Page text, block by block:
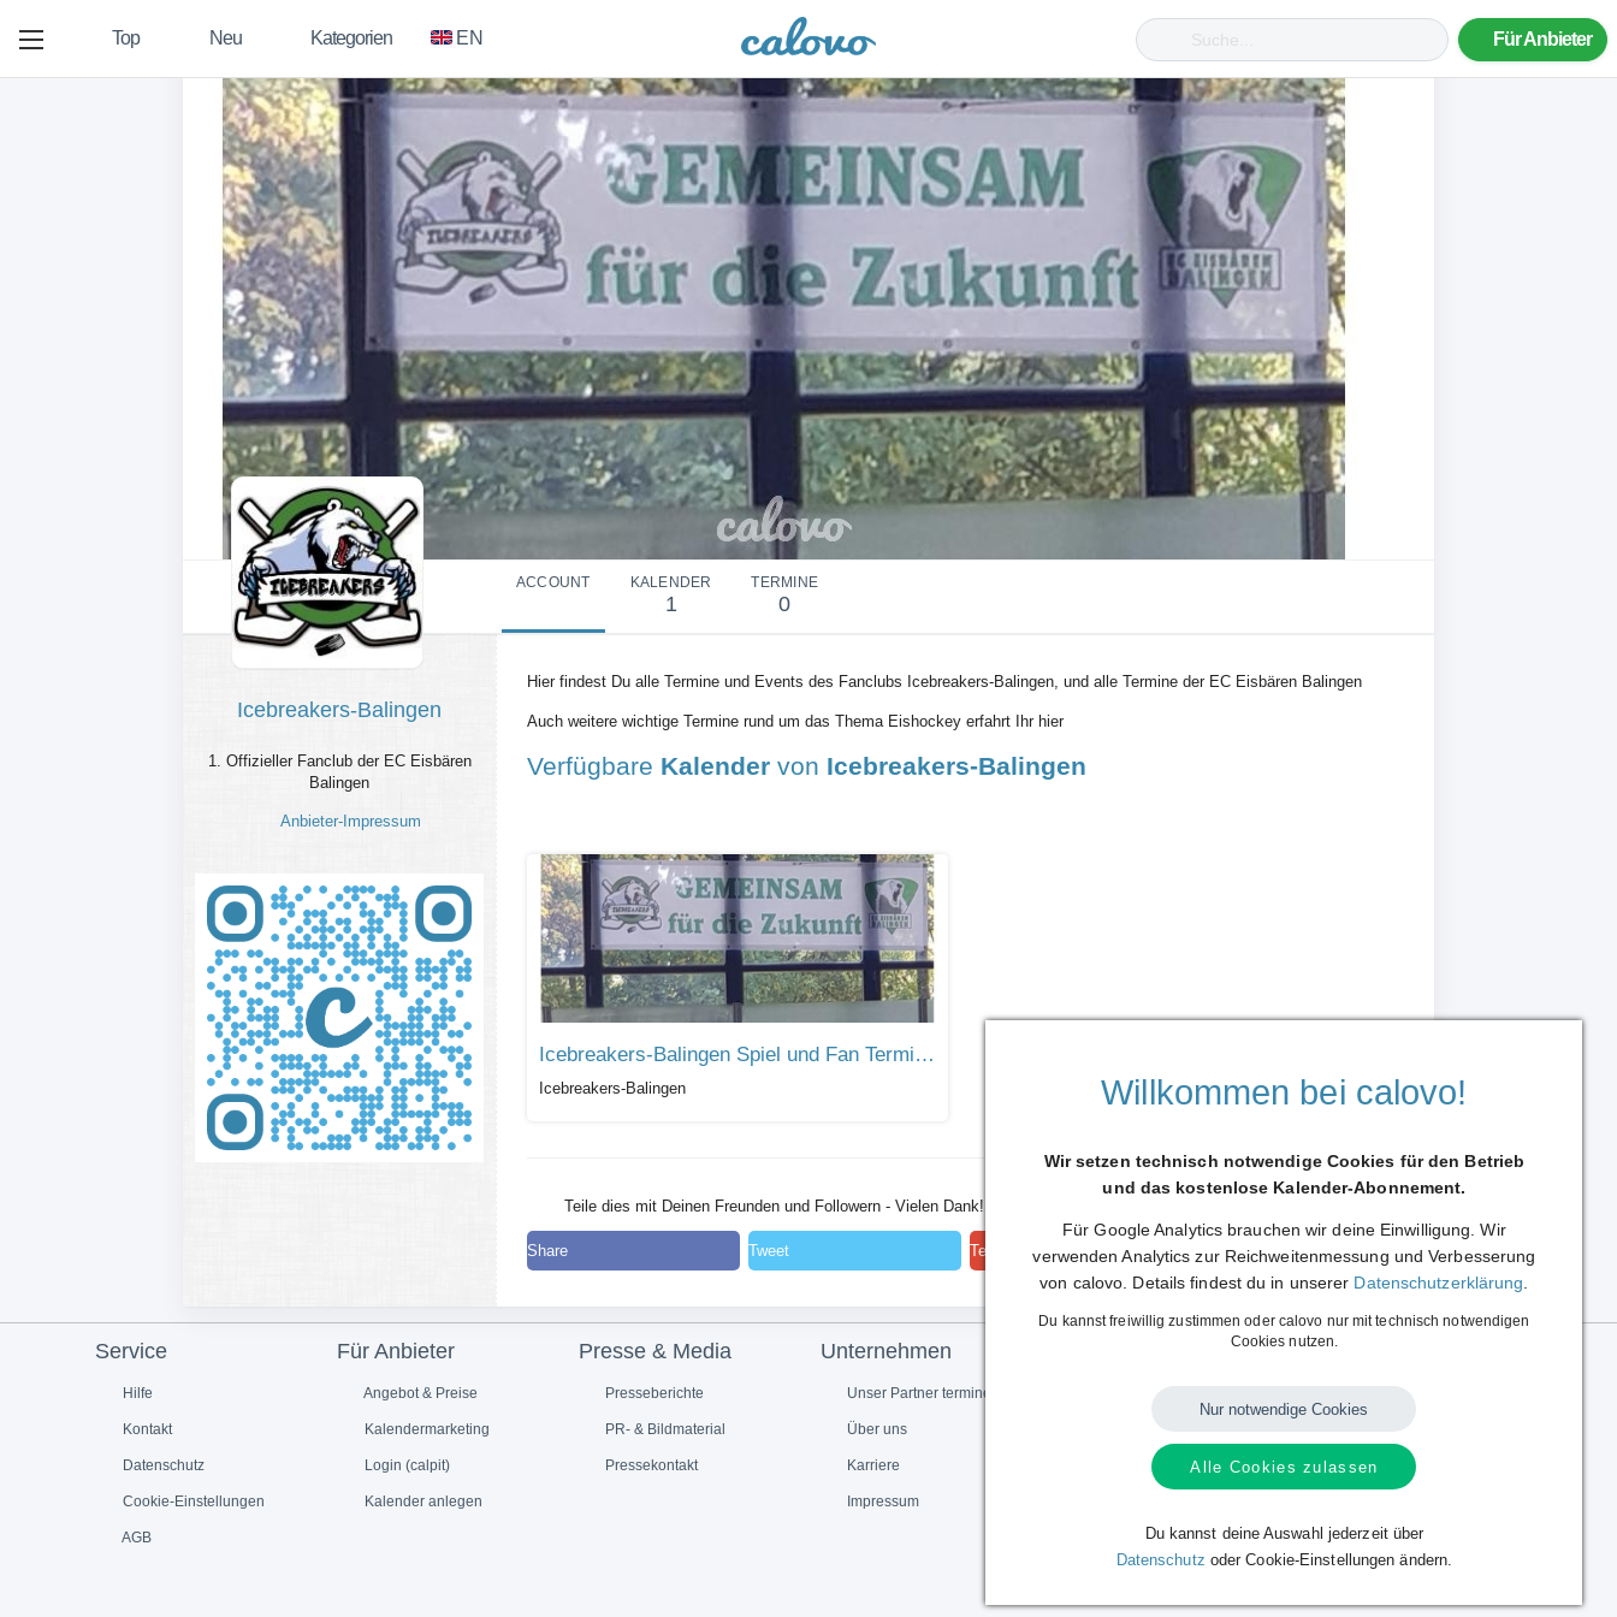
Top Neu Kategorien EN Für Anbieter
ACCOUNT KALENDER
1
TERMINE
0
Icebreakers-Balingen
1. Offizieller Fanclub der EC Eisbären
Balingen
Anbieter-Impressum
Hier findest Du alle Termine und Events des Fanclubs Icebreakers-Balingen, und alle Termine der EC Eisbären Balingen
Auch weitere wichtige Termine rund um das Thema Eishockey erfahrt Ihr hier
Verfügbare Kalender von Icebreakers-Balingen
Icebreakers-Balingen Spiel und Fan Termine
Icebreakers-Balingen
Teile dies mit Deinen Freunden und Followern - Vielen Dank!
Share Tweet Teilen Weiterleiten
Service
Hilfe
Kontakt
Datenschutz
Cookie-Einstellungen
AGB
Für Anbieter
Angebot & Preise
Kalendermarketing
Login (calpit)
Kalender anlegen
Presse & Media
Presseberichte
PR- & Bildmaterial
Pressekontakt
Unternehmen
Unser Partner termine.de
Über uns
Karriere
Impressum
Sprache:
Willkommen bei calovo!
Wir setzen technisch notwendige Cookies für den Betrieb
und das kostenlose Kalender-Abonnement.
Für Google Analytics brauchen wir deine Einwilligung. Wir
verwenden Analytics zur Reichweitenmessung und Verbesserung
von calovo. Details findest du in unserer Datenschutzerklärung
Du kannst freiwillig zustimmen oder calovo nur mit technisch notwendigen
Cookies nutzen.
Nur notwendige Cookies
Alle Cookies zulassen
Du kannst deine Auswahl jederzeit über
Datenschutz oder Cookie-Einstellungen ändern.